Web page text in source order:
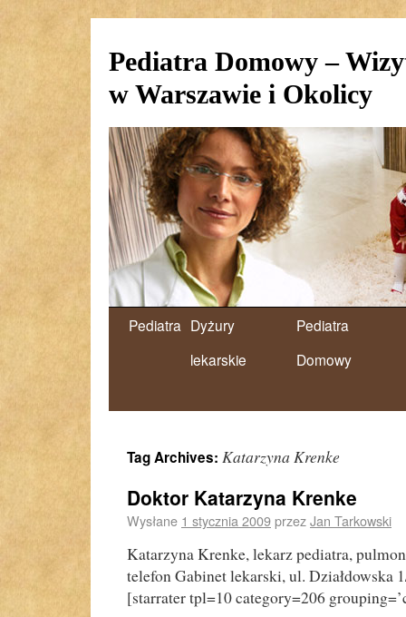
Pediatra Domowy –
w Warszawie i Okolicy
Pediatra Dyżury
lekarskie
Pediatra
Domowy
Tag Archives: Katarzyna Krenke
Doktor Katarzyna Krenke
Wysłane 1 stycznia 2009przezJan Tarkowski
Katarzyna Krenke, lekarz pediatra,
telefon Gabinet lekarski, ul. Działdowska
[starrater tpl=10 category=206